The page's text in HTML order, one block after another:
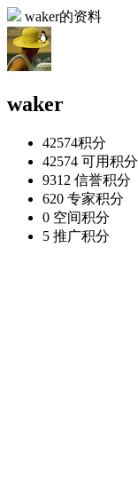
waker的资料
waker
42574积分
42574 可用积分
9312 信誉积分
620 专家积分
0 空间积分
5 推广积分